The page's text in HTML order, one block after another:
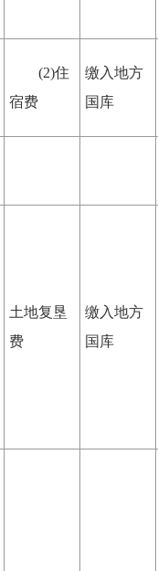
(2)住
宿费
缴入地方
国库
土地复垦
费
缴入地方
国库